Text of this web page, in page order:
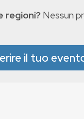
regioni? Nessun
il tuo